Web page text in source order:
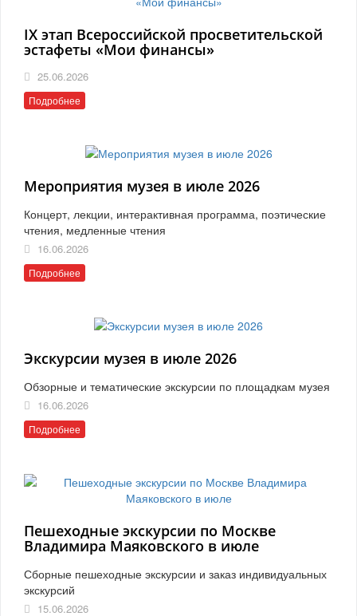
IX этап Всероссийской просветительской
эстафеты «Мои финансы»
25.06.2026
Подробнее
Мероприятия музея в июле 2026
Концерт, лекции, интерактивная программа, поэтические
чтения, медленные чтения
16.06.2026
Подробнее
Экскурсии музея в июле 2026
Обзорные и тематические экскурсии по площадкам музея
16.06.2026
Подробнее
Пешеходные экскурсии по Москве
Владимира Маяковского в июле
Сборные пешеходные экскурсии и заказ индивидуальных
экскурсий
15.06.2026